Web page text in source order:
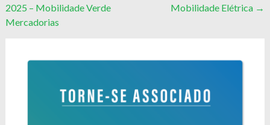
2025 – Mobilidade Verde
Mercadorias
Mobilidade Elétrica →